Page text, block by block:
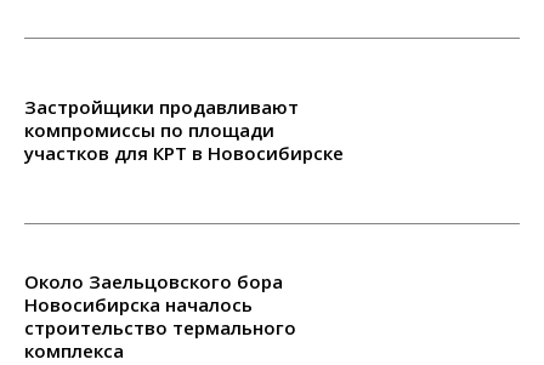
Застройщики продавливают
компромиссы по площади
участков для КРТ в Новосибирске
Около Заельцовского бора
Новосибирска началось
строительство термального
комплекса